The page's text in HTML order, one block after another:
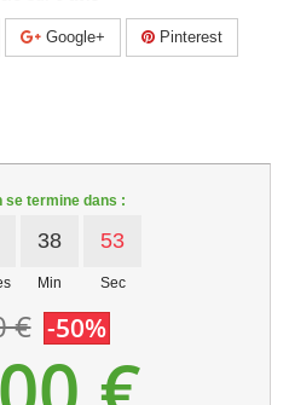
Google+ Pinterest
se termine dans :
38
Min
53
Sec
€ -50%